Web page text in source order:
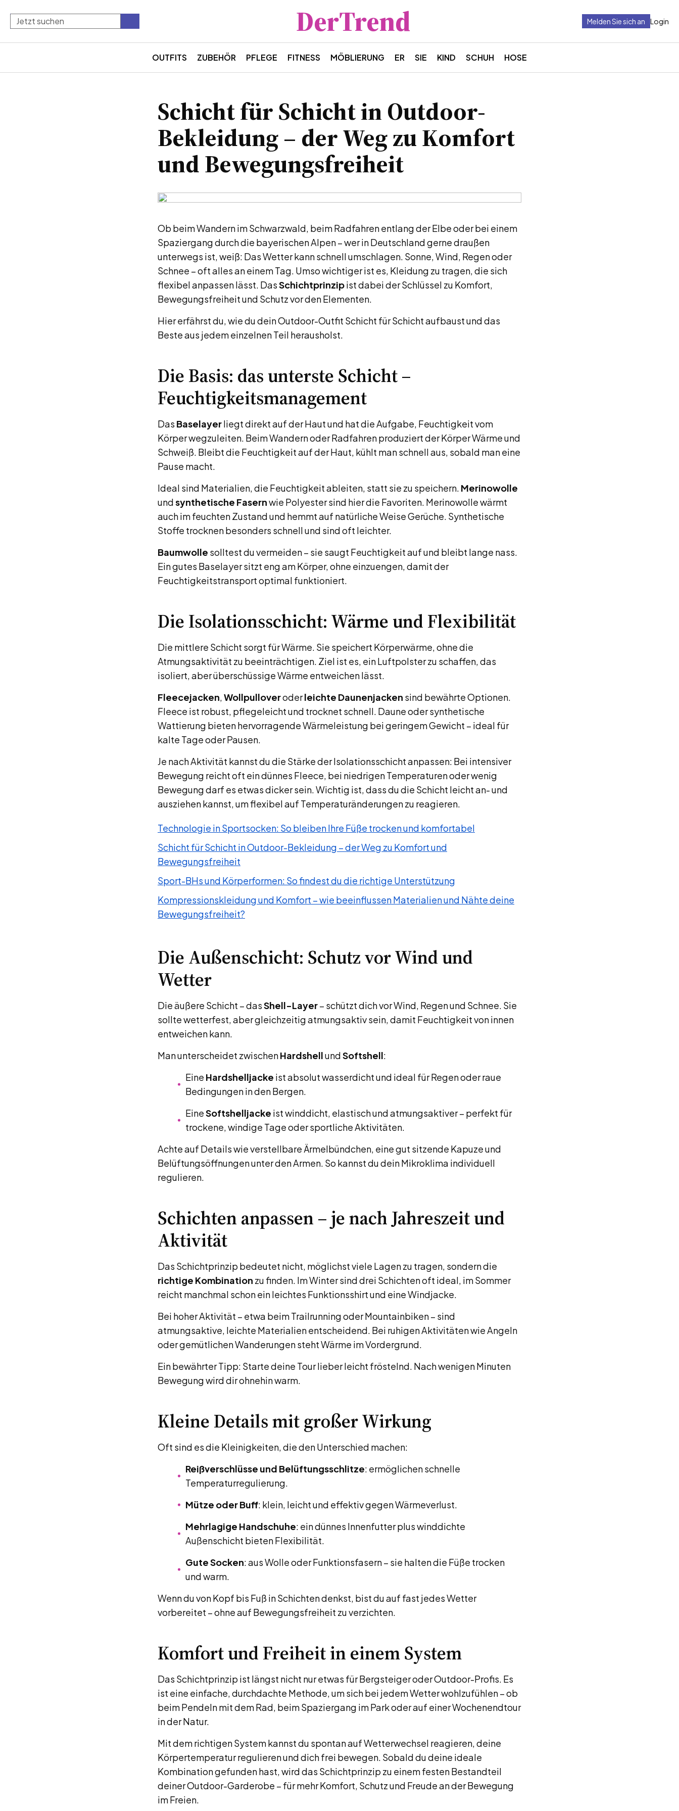
DerTrend Login
Melden Sie sich an
OUTFITS ZUBEHÖR PFLEGE FITNESS MÖBLIERUNG ER SIE KIND SCHUH HOSE
Schicht für Schicht in Outdoor-
Bekleidung – der Weg zu Komfort
und Bewegungsfreiheit
Ob beim Wandern im Schwarzwald, beim Radfahren entlang der Elbe oder bei einem
Spaziergang durch die bayerischen Alpen – wer in Deutschland gerne draußen
unterwegs ist, weiß: Das Wetter kann schnell umschlagen. Sonne, Wind, Regen oder
Schnee – oft alles an einem Tag. Umso wichtiger ist es, Kleidung zu tragen, die sich
flexibel anpassen lässt. DasSchichtprinzipist dabei der Schlüssel zu Komfort,
Bewegungsfreiheit und Schutz vor den Elementen.
Hier erfährst du, wie du dein Outdoor-Outfit Schicht für Schicht aufbaust und das
Beste aus jedem einzelnen Teil herausholst.
Die Basis: das unterste Schicht –
Feuchtigkeitsmanagement
Das Baselayerliegt direkt auf der Haut und hat die Aufgabe, Feuchtigkeit vom
Körper wegzuleiten. Beim Wandern oder Radfahren produziert der Körper Wärme und
Schweiß. Bleibt die Feuchtigkeit auf der Haut, kühlt man schnell aus, sobald man eine
Pause macht.
Ideal sind Materialien, die Feuchtigkeit ableiten, statt sie zu speichern. Merinowolle
undsynthetische Fasernwie Polyester sind hier die Favoriten. Merinowolle wärmt
auch im feuchten Zustand und hemmt auf natürliche Weise Gerüche. Synthetische
Stoffe trocknen besonders schnell und sind oft leichter.
Baumwolle solltest du vermeiden – sie saugt Feuchtigkeit auf und bleibt lange nass.
Ein gutes Baselayer sitzt eng am Körper, ohne einzuengen, damit der
Feuchtigkeitstransport optimal funktioniert.
Die Isolationsschicht: Wärme und Flexibilität
Die mittlere Schicht sorgt für Wärme. Sie speichert Körperwärme, ohne die
Atmungsaktivität zu beeinträchtigen. Ziel ist es, ein Luftpolster zu schaffen, das
isoliert, aber überschüssige Wärme entweichen lässt.
Fleecejacken,Wollpulloveroderleichte Daunenjacken sind bewährte Optionen.
Fleece ist robust, pflegeleicht und trocknet schnell. Daune oder synthetische
Wattierung bieten hervorragende Wärmeleistung bei geringem Gewicht – ideal für
kalte Tage oder Pausen.
Je nach Aktivität kannst du die Stärke der Isolationsschicht anpassen: Bei intensiver
Bewegung reicht oft ein dünnes Fleece, bei niedrigen Temperaturen oder wenig
Bewegung darf es etwas dicker sein. Wichtig ist, dass du die Schicht leicht an- und
ausziehen kannst, um flexibel auf Temperaturänderungen zu reagieren.
Technologie in Sportsocken: So bleiben Ihre Füße trocken und komfortabel
Schicht für Schicht in Outdoor-Bekleidung – der Weg zu Komfort und
Bewegungsfreiheit
Sport-BHs und Körperformen: So findest du die richtige Unterstützung
Kompressionskleidung und Komfort – wie beeinflussen Materialien und Nähte deine
Bewegungsfreiheit?
Die Außenschicht: Schutz vor Wind und
Wetter
Die äußere Schicht – dasShell-Layer– schützt dich vor Wind, Regen und Schnee. Sie
sollte wetterfest, aber gleichzeitig atmungsaktiv sein, damit Feuchtigkeit von innen
entweichen kann.
Man unterscheidet zwischenHardshellundSoftshell:
Eine Hardshelljacke ist absolut wasserdicht und ideal für Regen oder raue
Bedingungen in den Bergen.
EineSoftshelljacke ist winddicht, elastisch und atmungsaktiver – perfekt für
trockene, windige Tage oder sportliche Aktivitäten.
Achte auf Details wie verstellbare Ärmelbündchen, eine gut sitzende Kapuze und
Belüftungsöffnungen unter den Armen. So kannst du dein Mikroklima individuell
regulieren.
Schichten anpassen – je nach Jahreszeit und
Aktivität
Das Schichtprinzip bedeutet nicht, möglichst viele Lagen zu tragen, sondern die
richtige Kombination zu finden. Im Winter sind drei Schichten oft ideal, im Sommer
reicht manchmal schon ein leichtes Funktionsshirt und eine Windjacke.
Bei hoher Aktivität – etwa beim Trailrunning oder Mountainbiken – sind
atmungsaktive, leichte Materialien entscheidend. Bei ruhigen Aktivitäten wie Angeln
oder gemütlichen Wanderungen steht Wärme im Vordergrund.
Ein bewährter Tipp: Starte deine Tour lieber leicht fröstelnd. Nach wenigen Minuten
Bewegung wird dir ohnehin warm.
Kleine Details mit großer Wirkung
Oft sind es die Kleinigkeiten, die den Unterschied machen:
Reißverschlüsse und Belüftungsschlitze: ermöglichen schnelle
Temperaturregulierung.
Mütze oder Buff: klein, leicht und effektiv gegen Wärmeverlust.
Mehrlagige Handschuhe: ein dünnes Innenfutter plus winddichte
Außenschicht bieten Flexibilität.
Gute Socken: aus Wolle oder Funktionsfasern – sie halten die Füße trocken
und warm.
Wenn du von Kopf bis Fuß in Schichten denkst, bist du auf fast jedes Wetter
vorbereitet – ohne auf Bewegungsfreiheit zu verzichten.
Komfort und Freiheit in einem System
Das Schichtprinzip ist längst nicht nur etwas für Bergsteiger oder Outdoor-Profis. Es
ist eine einfache, durchdachte Methode, um sich bei jedem Wetter wohlzufühlen – ob
beim Pendeln mit dem Rad, beim Spaziergang im Park oder auf einer Wochenendtour
in der Natur.
Mit dem richtigen System kannst du spontan auf Wetterwechsel reagieren, deine
Körpertemperatur regulieren und dich frei bewegen. Sobald du deine ideale
Kombination gefunden hast, wird das Schichtprinzip zu einem festen Bestandteil
deiner Outdoor-Garderobe – für mehr Komfort, Schutz und Freude an der Bewegung
im Freien.